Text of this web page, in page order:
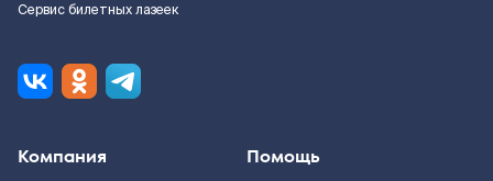
Сервис билетных лазеек
Компания Помощь